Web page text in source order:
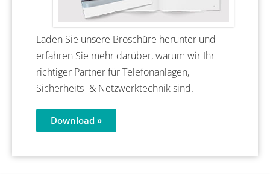
Laden Sie unsere Broschüre herunter und
erfahren Sie mehr darüber, warum wir Ihr
richtiger Partner für Telefonanlagen,
Sicherheits- & Netzwerktechnik sind.
Download »